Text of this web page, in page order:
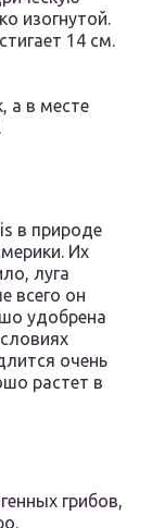
изогнутой.
14 см.
а в месте
в природе
Их
луга
всего он
удобрена
очень
растет в
грибов,